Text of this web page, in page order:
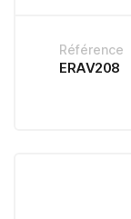
Référence
ERAV208